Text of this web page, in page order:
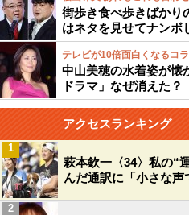
街歩き食べ歩きばか
はネタを見せてナンボ
テレビが10倍面白くなるコ
中山美穂の水着姿が
ドラマ」なぜ消えた？
アクセスランキング
萩本欽一〈34〉私の“
んだ通訳に「小さな声
1
2